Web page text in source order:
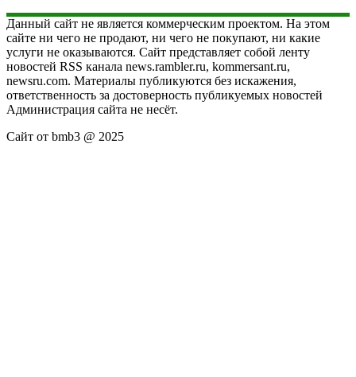
Данный сайт не является коммерческим проектом. На этом
сайте ни чего не продают, ни чего не покупают, ни какие
услуги не оказываются. Сайт представляет собой ленту
новостей RSS канала news.rambler.ru, kommersant.ru,
newsru.com. Материалы публикуются без искажения,
ответственность за достоверность публикуемых новостей
Администрация сайта не несёт.
Сайт от bmb3 @ 2025